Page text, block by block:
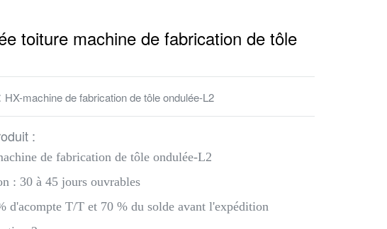
toiture machine de fabrication de tôle
HX-machine de fabrication de tôle ondulée-L2
:
de fabrication de tôle ondulée-L2
: 30 à 45 jours ouvrables
d'acompte T/T et 70 % du solde avant l'expédition